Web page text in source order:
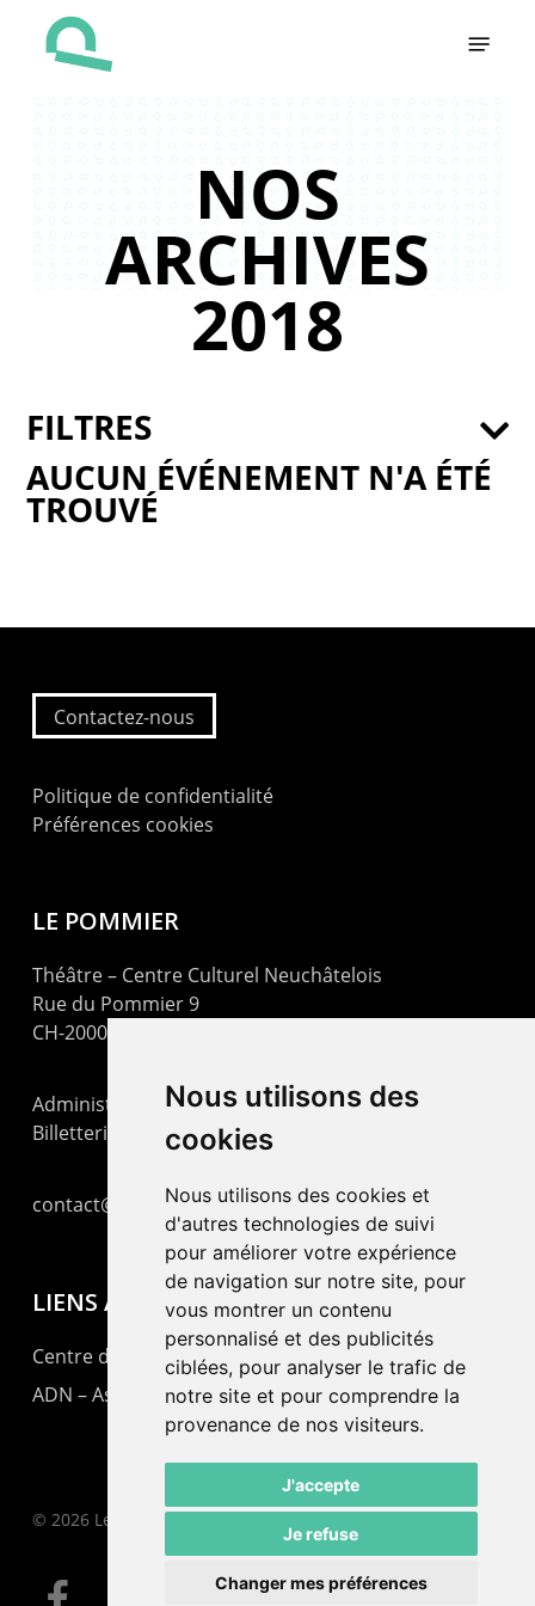
Nous utilisons des
cookies
Nous utilisons des cookies et
d'autres technologies de suivi
pour améliorer votre expérience
de navigation sur notre site, pour
vous montrer un contenu
personnalisé et des publicités
ciblées, pour analyser le trafic de
notre site et pour comprendre la
provenance de nos visiteurs.
J'accepte
Je refuse
Changer mes préférences
NOS
ARCHIVES
2018
AUCUN ÉVÉNEMENT N'A ÉTÉ
TROUVÉ
FILTRES
Contactez-nous
Politique de confidentialité
Préférences cookies
LE POMMIER
Théâtre – Centre Culturel Neuchâtelois
Rue du Pommier 9
CH-2000 Neuchâtel
Administration : +41 32 725 03 03
Billetterie : +41 32 725 05 05
contact@lepommier.ch
LIENS AMIS
Centre de culture ABC
ADN – Association Danse Neuchâtel
© 2026 Le Pommier.
facebook email